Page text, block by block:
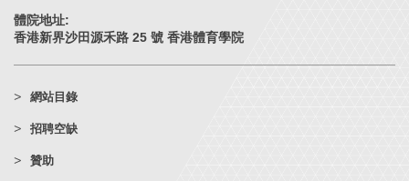
體院地址:
香港新界沙田源禾路 25 號 香港體育學院
網站目錄
招聘空缺
贊助